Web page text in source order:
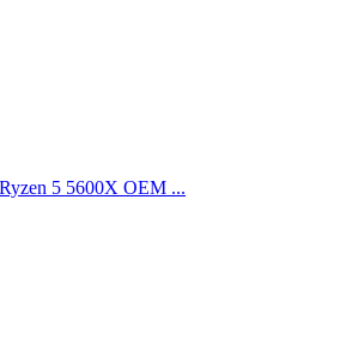
5 5600X OEM ...